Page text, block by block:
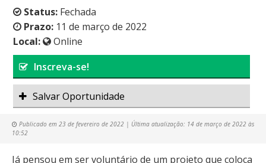
Status: Fechada
Prazo: 11 de março de 2022
Local:
Online
Inscreva-se!
Salvar Oportunidade
Publicado em 23 de fevereiro de 2022 | Última atualização: 14 de março de 2022 às
10:52
Já pensou em ser voluntário de um projeto que coloca